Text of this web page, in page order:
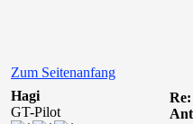
Zum Seitenanfang
Hagi
GT-Pilot